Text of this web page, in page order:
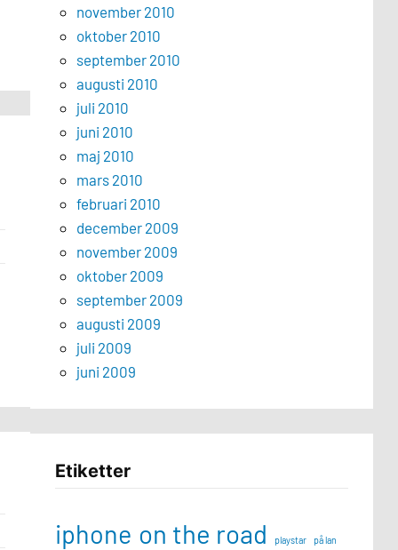
november 2010
oktober 2010
september 2010
augusti 2010
juli 2010
juni 2010
maj 2010
mars 2010
februari 2010
december 2009
november 2009
oktober 2009
september 2009
augusti 2009
juli 2009
juni 2009
Etiketter
iphone on the road playstar på lan